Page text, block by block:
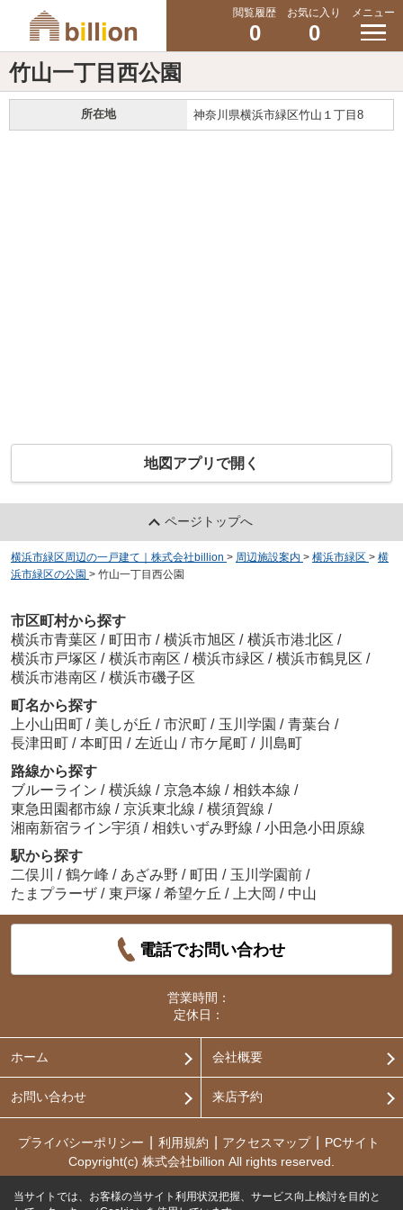
閲覧履歴
0
お気に入り
0
メニュー
竹山一丁目西公園
所在地 神奈川県横浜市緑区竹山１丁目8
地図アプリで開く
ページトップへ
横浜市緑区周辺の一戸建て｜株式会社billion > 周辺施設案内 > 横浜市緑区 > 横
浜市緑区の公園 > 竹山一丁目西公園
市区町村から探す
横浜市青葉区 / 町田市 / 横浜市旭区 / 横浜市港北区 /
横浜市戸塚区 / 横浜市南区 / 横浜市緑区 / 横浜市鶴見区 /
横浜市港南区 / 横浜市磯子区
町名から探す
上小山田町 / 美しが丘 / 市沢町 / 玉川学園 / 青葉台 /
長津田町 / 本町田 / 左近山 / 市ケ尾町 / 川島町
路線から探す
ブルーライン / 横浜線 / 京急本線 / 相鉄本線 /
東急田園都市線 / 京浜東北線 / 横須賀線 /
湘南新宿ライン宇須 / 相鉄いずみ野線 / 小田急小田原線
駅から探す
二俣川
/ 鶴ケ峰 / あざみ野 / 町田 / 玉川学園前 /
たまプラーザ / 東戸塚 / 希望ケ丘 / 上大岡 / 中山
電話でお問い合わせ
営業時間：
定休日：
ホーム 会社概要
お問い合わせ 来店予約
プライバシーポリシー 利用規約 アクセスマップ
PCサイト
Copyright(c) 株式会社billion All rights reserved.
当サイトでは、お客様の当サイト利用状況把握、サービス向上検討を目的と